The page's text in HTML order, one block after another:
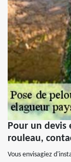
Pour un devis
rouleau,
Vous envisagiez